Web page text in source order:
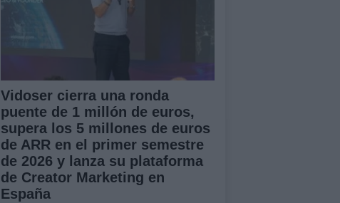
Vidoser cierra una ronda
puente de 1 millón de euros,
supera los 5 millones de euros
de ARR en el primer semestre
de 2026 y lanza su plataforma
de Creator Marketing en
España